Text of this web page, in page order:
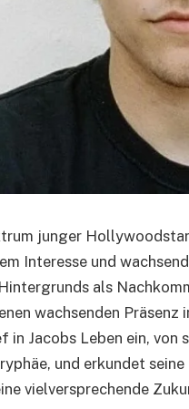
junger
Interesse und
als
wachsenden
Jacobs Leben ein, von
und erkundet
vielversprechende